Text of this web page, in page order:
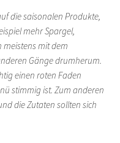
die saisonalen Produkte,
mehr Spargel,
meistens mit dem
Gänge drumherum.
einen roten Faden
stimmig ist. Zum anderen
die Zutaten sollten sich